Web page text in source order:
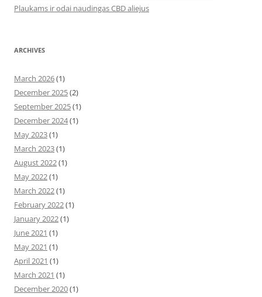
Plaukams ir odai naudingas CBD aliejus
ARCHIVES
March 2026(1)
December 2025(2)
September 2025(1)
December 2024(1)
May 2023(1)
March 2023(1)
August 2022(1)
May 2022(1)
March 2022(1)
February 2022(1)
January 2022(1)
June 2021 (1)
May 2021 (1)
April 2021 (1)
March 2021 (1)
December 2020(1)